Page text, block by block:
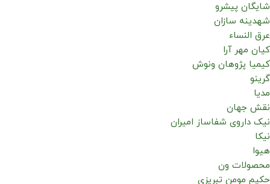
شایگان پیشرو
شهدینه سازان
عرق النساء
کیان مهر آرا
کیمیا پژوهان ونوش
گرینو
مدیا
نقش جهان
نیک داروی شفاساز امیران
نیکا
هیوا
محصولات ون
حکیم مومن تبریزی